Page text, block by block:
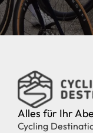
Alles für Ihr
Cycling